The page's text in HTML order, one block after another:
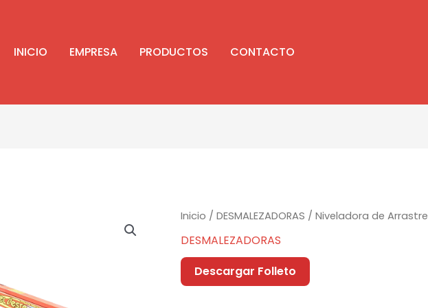
INICIO EMPRESA PRODUCTOS CONTACTO
Inicio /DESMALEZADORAS / Niveladora de Arrastre
DESMALEZADORAS
Descargar Folleto